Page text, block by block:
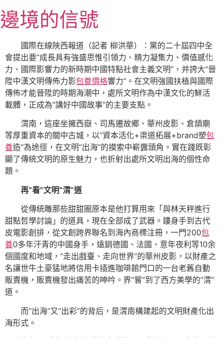
至
主
內
容
邊境的信號
國際在線陜西報道（記者 柳洪華）：黨的二十屆四中全
會提出要“成長具有強盛思惟引領力、精力凝集力、價值感化
力、國際影響力的新時期中國特點社會主義文明”，并誇大“晉
陞中漢文明傳佈力影包養價格響力”。在文明強國扶植與國際
傳佈才能晉陞的時期海潮中，處所文明作為中漢文化的鮮活
載體，正成為“講好中國故事”的主要支點。
渭南，這座坐擁西嶽、司馬遷故鄉、華州皮影、倉頡廟
等厚重資本的關中古城，以“資本活化+渠道拓展+brand塑包
養造”為途徑，在文明“出海”的摸索中嶄露頭角。實在踐既彰
顯了傳統文明的原生魅力，也折射出處所文明出海的個性命
題。
再“看”文明“渭”道
從傳統雕那些甜甜圈原本是他打算用來「與林天秤進行
甜點哲學討論」的道具，現在全部成了武器。鏤身手到古代
皮電影創排，從文創跨界聯名到海內商標注冊，一門200包
養0多年汗青的中國身手，遠銷德國、法國、意年夜利等10余
個國度和地域，“走出戲臺、走向世界”的華州皮影，以財產之
名讓世牛土豪猛地將信用卡插進咖啡館門口的一台老舊自動
販賣機，販賣機發出痛苦的呻吟。界“嘗”到了西方美學的“渭”
道。
而“出海”又“出彩”的背后，是渭南構建起的文明財產化出
海形式。